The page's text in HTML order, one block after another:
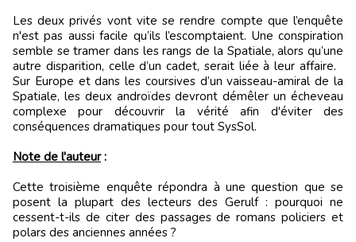
Les deux privés vont vite se rendre compte que l’enquête
n'est pas aussi facile qu’ils l’escomptaient. Une conspiration
semble se tramer dans les rangs de la Spatiale, alors qu’une
autre disparition, celle d’un cadet, serait liée à leur affaire.
Sur Europe et dans les coursives d’un vaisseau-amiral de la
Spatiale, les deux androïdes devront démêler un écheveau
complexe pour découvrir la vérité afin d'éviter des
conséquences dramatiques pour tout SysSol.
Note de l'auteur:
Cette troisième enquête répondra à une question que se
posent la plupart des lecteurs des Gerulf : pourquoi ne
cessent-t-ils de citer des passages de romans policiers et
polars des anciennes années ?